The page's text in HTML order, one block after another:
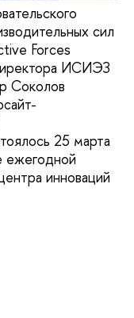
сил
Forces
ИСИЭЗ
Соколов
25 марта
ежегодной
инноваций